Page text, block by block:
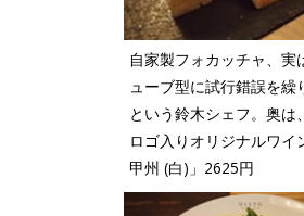
自家製フォカッチャ、実
ューブ型に試行錯誤を繰
という鈴木シェフ。奥は
ロゴ入りオリジナルワイ
甲州 (白)」2625円